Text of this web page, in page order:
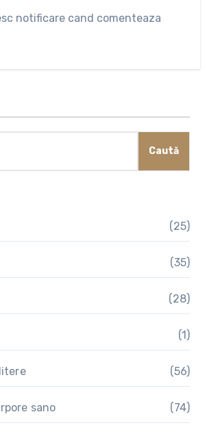
notificare cand comenteaza
Caută
(25)
(35)
(28)
(1)
(56)
sano (74)